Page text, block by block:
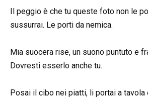
Il peggio è che tu queste foto non le
sussurrai. Le porti da nemica.
Mia suocera rise, un suono puntuto e
Dovresti esserlo anche tu.
Posai il cibo nei piatti, li portai a